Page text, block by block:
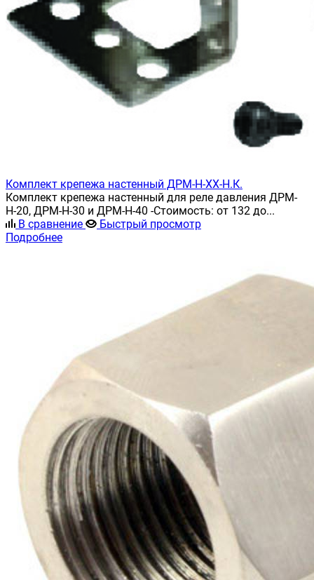
Комплект крепежа настенный ДРМ-Н-ХХ-Н.К.
Комплект крепежа настенный для реле давления ДРМ-
Н-20, ДРМ-Н-30 и ДРМ-Н-40 -Стоимость: от 132 до...
В сравнение
Быстрый просмотр
Подробнее